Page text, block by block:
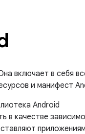
включает в себя
и манифест
Android
в качестве